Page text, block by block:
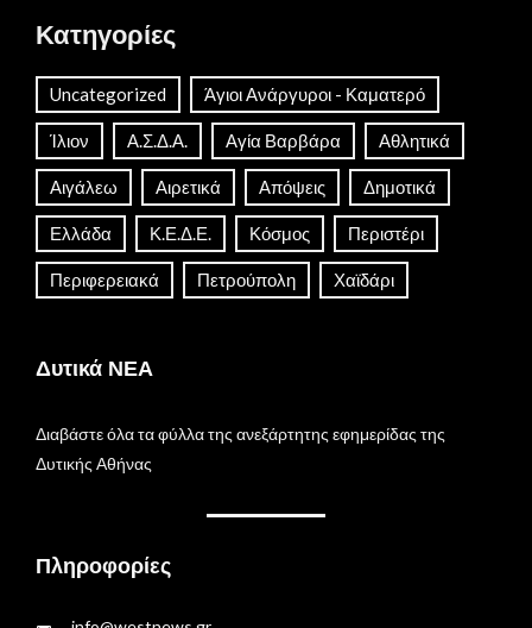
Κατηγορίες
Uncategorized Άγιοι Ανάργυροι - Καματερό
Ίλιον Α.Σ.Δ.Α. Αγία Βαρβάρα Αθλητικά
Αιγάλεω Αιρετικά Απόψεις Δημοτικά
Ελλάδα Κ.Ε.Δ.Ε. Κόσμος Περιστέρι
Περιφερειακά Πετρούπολη Χαϊδάρι
Δυτικά ΝΕΑ
Διαβάστε όλα τα φύλλα της ανεξάρτητης εφημερίδας της
Δυτικής Αθήνας
Πληροφορίες